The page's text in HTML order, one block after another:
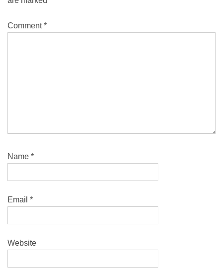
Comment*
Name *
Email *
Website